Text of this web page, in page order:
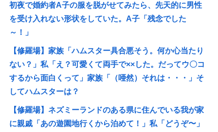
初夜で婚約者A子の服を脱がせてみたら、先天的に男性
を受け入れない形状をしていた。A子「残念でした
～！」
【修羅場】家族「ハムスター具合悪そう。何か心当たり
ない？」私「え？可愛くて両手で××した。だってウ〇コ
するから面白くって」家族「（唖然）それは・・・」そ
してハムスターは？
【修羅場】ネズミーランドのある県に住んでいる我が家
に親戚「あの遊園地行くから泊めて！」私「どうぞ〜」